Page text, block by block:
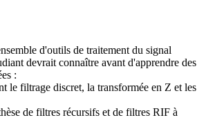
d'outils de traitement du signal
devrait connaître avant d'apprendre des
:
le filtrage discret, la transformée en Z et les
de filtres récursifs et de filtres RIF à